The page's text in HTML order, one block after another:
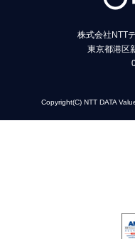
株式会社NTT
東京都港区
Copyright(C) NTT DATA